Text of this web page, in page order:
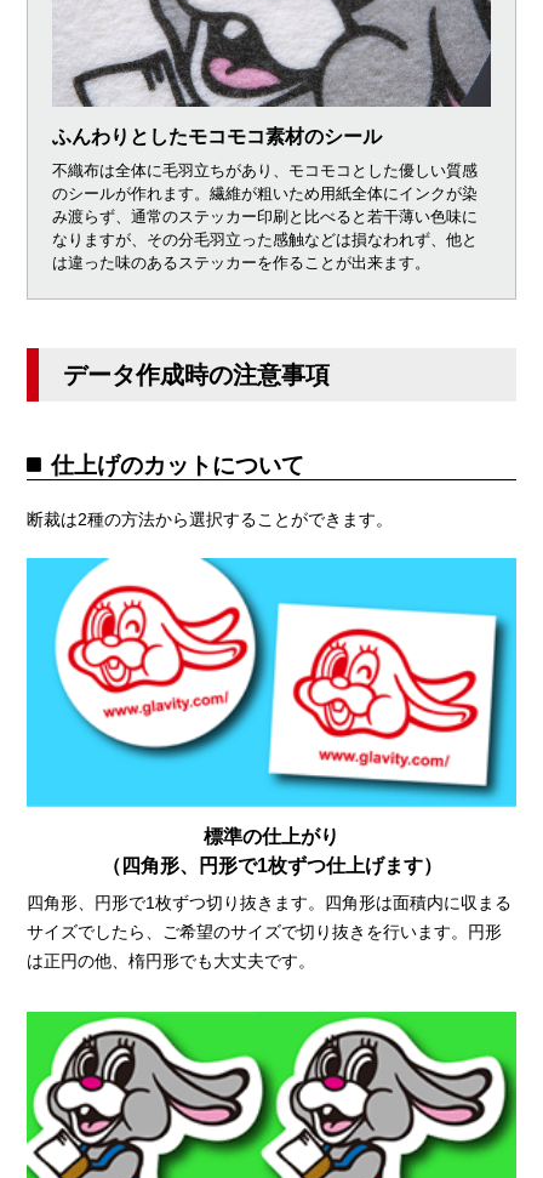
ふんわりとしたモコモコ素材のシール
不織布は全体に毛羽立ちがあり、モコモコとした優しい質感
のシールが作れます。繊維が粗いため用紙全体にインクが染
み渡らず、通常のステッカー印刷と比べると若干薄い色味に
なりますが、その分毛羽立った感触などは損なわれず、他と
は違った味のあるステッカーを作ることが出来ます。
データ作成時の注意事項
仕上げのカットについて
断裁は2種の方法から選択することができます。
標準の仕上がり
（四角形、円形で1枚ずつ仕上げます）
四角形、円形で1枚ずつ切り抜きます。四角形は面積内に収まる
サイズでしたら、ご希望のサイズで切り抜きを行います。円形
は正円の他、楕円形でも大丈夫です。